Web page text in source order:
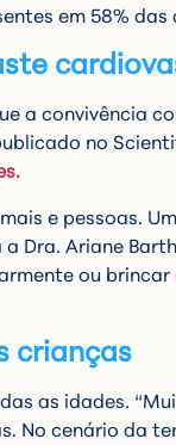
em 58% das
a convivência
no
e pessoas.
Dra. Ariane
ou brincar
crianças
as idades.
No cenário da